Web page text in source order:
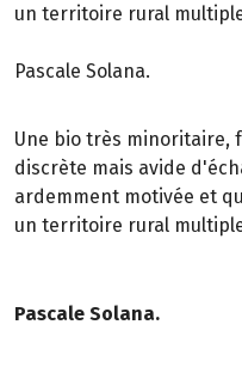
un territoire rural
Pascale Solana.
Une bio très minoritaire,
discrète mais avide
ardemment motivée et
un territoire rural
Pascale Solana.